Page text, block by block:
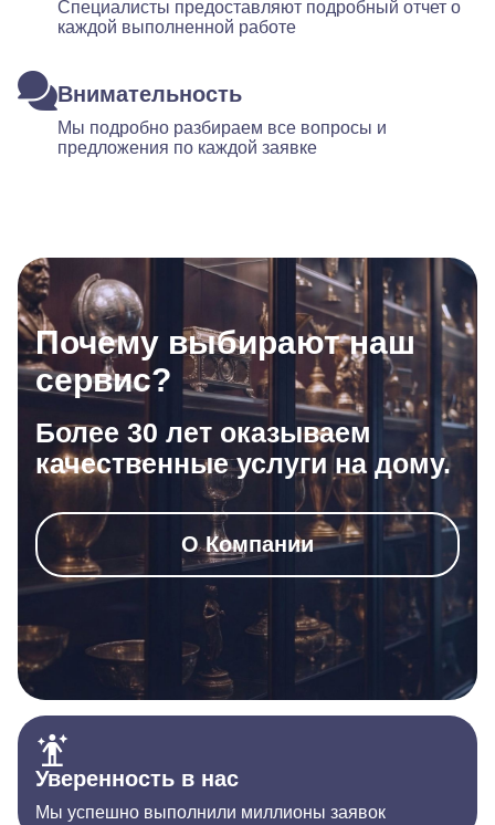
Специалисты предоставляют подробный отчет о
каждой выполненной работе
Внимательность
Мы подробно разбираем все вопросы и
предложения по каждой заявке
Почему выбирают наш
сервис?
Более 30 лет оказываем
качественные услуги на дому.
О Компании
Уверенность в нас
Мы успешно выполнили миллионы заявок